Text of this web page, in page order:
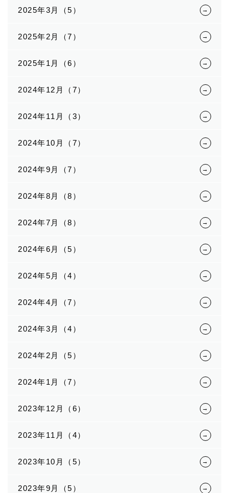
2025年3月（5）
2025年2月（7）
2025年1月（6）
2024年12月（7）
2024年11月（3）
2024年10月（7）
2024年9月（7）
2024年8月（8）
2024年7月（8）
2024年6月（5）
2024年5月（4）
2024年4月（7）
2024年3月（4）
2024年2月（5）
2024年1月（7）
2023年12月（6）
2023年11月（4）
2023年10月（5）
2023年9月（5）